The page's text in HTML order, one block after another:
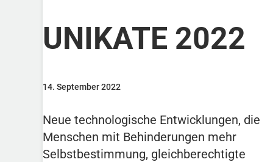
UNIKATE 2022
14. September 2022
Neue technologische Entwicklungen, die
Menschen mit Behinderungen mehr
Selbstbestimmung, gleichberechtigte